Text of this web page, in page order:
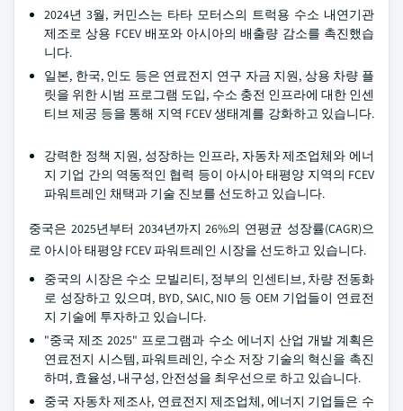
2024년 3월, 커민스는 타타 모터스의 트럭용 수소 내연기관
제조로 상용 FCEV 배포와 아시아의 배출량 감소를 촉진했습
니다.
일본, 한국, 인도 등은 연료전지 연구 자금 지원, 상용 차량 플
릿을 위한 시범 프로그램 도입, 수소 충전 인프라에 대한 인센
티브 제공 등을 통해 지역 FCEV 생태계를 강화하고 있습니다.
강력한 정책 지원, 성장하는 인프라, 자동차 제조업체와 에너
지 기업 간의 역동적인 협력 등이 아시아 태평양 지역의 FCEV
파워트레인 채택과 기술 진보를 선도하고 있습니다.
중국은 2025년부터 2034년까지 26%의 연평균 성장률(CAGR)으
로 아시아 태평양 FCEV 파워트레인 시장을 선도하고 있습니다.
중국의 시장은 수소 모빌리티, 정부의 인센티브, 차량 전동화
로 성장하고 있으며, BYD, SAIC, NIO 등 OEM 기업들이 연료전
지 기술에 투자하고 있습니다.
"중국 제조 2025" 프로그램과 수소 에너지 산업 개발 계획은
연료전지 시스템, 파워트레인, 수소 저장 기술의 혁신을 촉진
하며, 효율성, 내구성, 안전성을 최우선으로 하고 있습니다.
중국 자동차 제조사, 연료전지 제조업체, 에너지 기업들은 수